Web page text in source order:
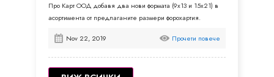
Про Карт ООД добавя два нови формата (9x13 и 15x21) в
асортимента от предлаганите размери форохартия.
Nov 22, 2019 Прочети повече